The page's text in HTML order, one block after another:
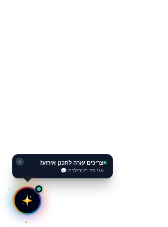
✕ צריכים עזרה לתכנן אירוע?
אני פה בשבילכם 💬